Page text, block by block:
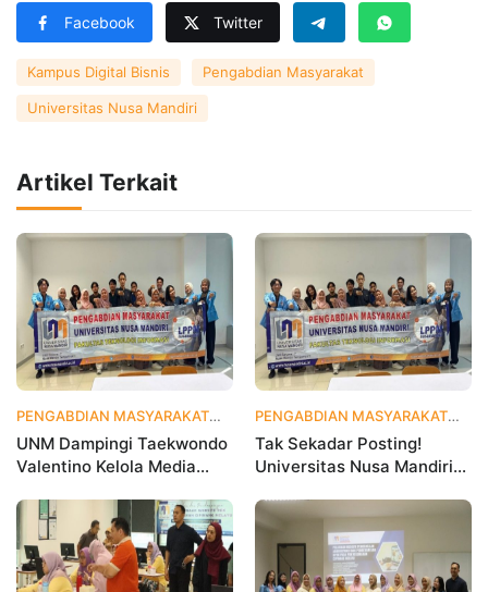
Facebook Twitter
Kampus Digital Bisnis Pengabdian Masyarakat
Universitas Nusa Mandiri
Artikel Terkait
PENGABDIAN MASYARAKAT 4 hari yang lalu
UNM Dampingi Taekwondo
Valentino Kelola Media
Branding Digital
PENGABDIAN MASYARAKAT
Tak Sekadar Posting!
Universitas Nusa Mandiri
agar Instagram Klub
Olahraga Makin Viral